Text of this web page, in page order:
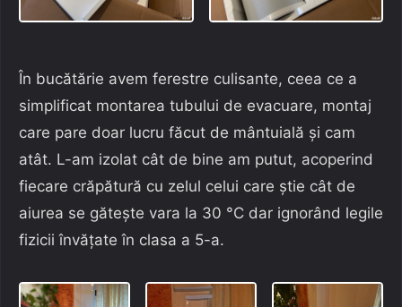
În bucătărie avem ferestre culisante, ceea ce a
simplificat montarea tubului de evacuare, montaj
care pare doar lucru făcut de mântuială și cam
atât. L-am izolat cât de bine am putut, acoperind
fiecare crăpătură cu zelul celui care știe cât de
aiurea se gătește vara la 30 °C dar ignorând legile
fizicii învățate în clasa a 5-a.